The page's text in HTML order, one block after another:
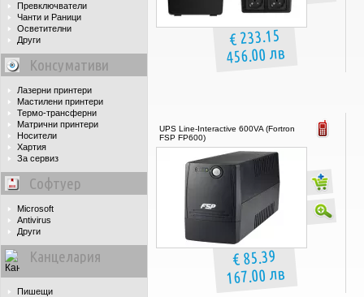
Превключватели
Чанти и Раници
Осветителни
Други
Консумативи
Лазерни принтери
Мастилени принтери
Термо-трансферни
Матрични принтери
Носители
Хартия
За сервиз
Софтуер
Microsoft
Antivirus
Други
Канцелария
Пишещи
€ 233.15
456.00 лв
UPS Line-Interactive 600VA (Fortron
FSP FP600)
€ 85.39
167.00 лв